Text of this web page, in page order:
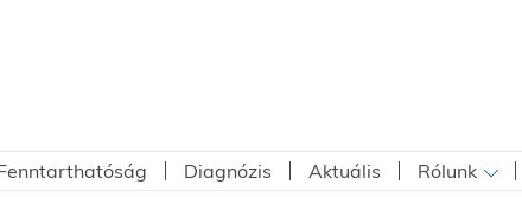
Diagnózis Aktuális Rólunk